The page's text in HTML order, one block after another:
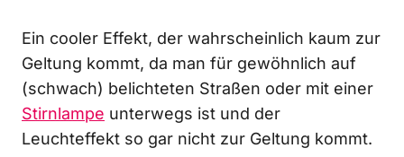
Ein cooler Effekt, der wahrscheinlich kaum zur
Geltung kommt, da man für gewöhnlich auf
(schwach) belichteten Straßen oder mit einer
Stirnlampe unterwegs ist und der
Leuchteffekt so gar nicht zur Geltung kommt.